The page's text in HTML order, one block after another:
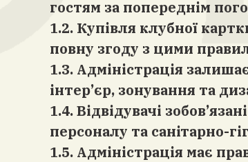
гостям за попереднім
1.2. Купівля клубної
повну згоду з цими
1.3. Адміністрація
інтер’єр, зонування та
1.4. Відвідувачі
персоналу та санітарно-
1.5. Адміністрація має